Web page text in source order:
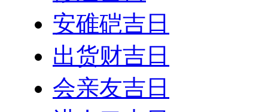
安碓硙吉日
出货财吉日
会亲友吉日